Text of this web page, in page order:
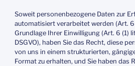
Soweit personenbezogene Daten zur
automatisiert verarbeitet werden (Art. 6
Grundlage Ihrer Einwilligung (Art. 6 (1)
DSGVO), haben Sie das Recht, diese
von uns in einem strukturierten,
Format zu erhalten, und Sie haben das